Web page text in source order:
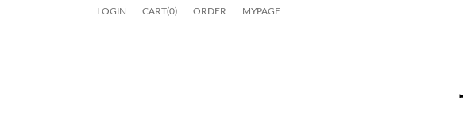
LOGIN CART(0) ORDER MYPAGE